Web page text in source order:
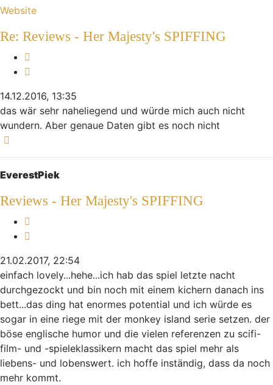
Website
Re: Reviews - Her Majesty's SPIFFING
14.12.2016, 13:35
das wär sehr naheliegend und würde mich auch nicht
wundern. Aber genaue Daten gibt es noch nicht
EverestPiek
Reviews - Her Majesty's SPIFFING
21.02.2017, 22:54
einfach lovely...hehe...ich hab das spiel letzte nacht
durchgezockt und bin noch mit einem kichern danach ins
bett...das ding hat enormes potential und ich würde es
sogar in eine riege mit der monkey island serie setzen. der
böse englische humor und die vielen referenzen zu scifi-
film- und -spieleklassikern macht das spiel mehr als
liebens- und lobenswert. ich hoffe inständig, dass da noch
mehr kommt.